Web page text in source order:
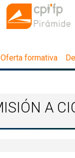
Oferta formativa
A